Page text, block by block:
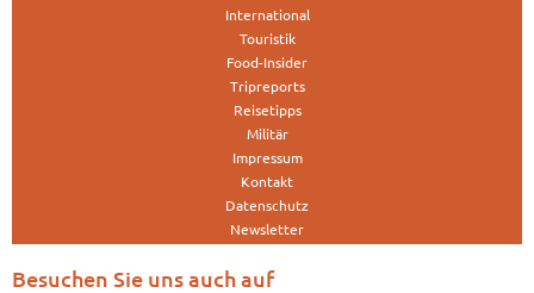
International
Touristik
Food-Insider
Tripreports
Reisetipps
Militär
Impressum
Kontakt
Datenschutz
Newsletter
Besuchen Sie uns auch auf